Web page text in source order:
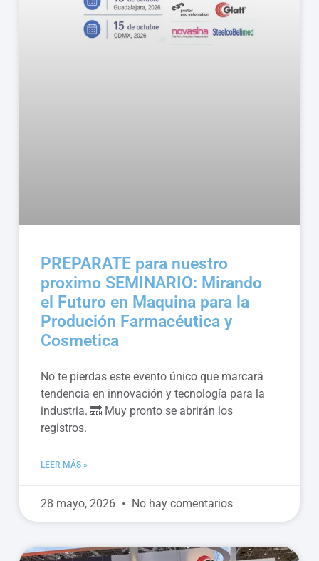
PREPARATE para nuestro
proximo SEMINARIO: Mirando
el Futuro en Maquina para la
Produción Farmacéutica y
Cosmetica
No te pierdas este evento único que marcará
tendencia en innovación y tecnología para la
industria. 🔜 Muy pronto se abrirán los
registros.
LEER MÁS »
28 mayo, 2026 No hay comentarios